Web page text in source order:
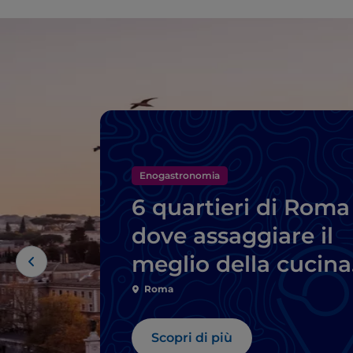
Enogastronomia
6 quartieri di Roma
dove assaggiare il
meglio della cucina
tipica
Roma
Scopri di più